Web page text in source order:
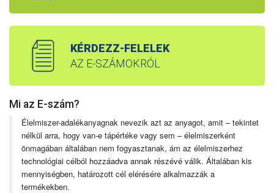
KÉRDEZZ-FELELEK
AZ E-SZÁMOKRÓL
Mi az E-szám?
Élelmiszer-adalékanyagnak nevezik azt az anyagot, amit – tekintet
nélkül arra, hogy van-e tápértéke vagy sem – élelmiszerként
önmagában általában nem fogyasztanak, ám az élelmiszerhez
technológiai célból hozzáadva annak részévé válik. Általában kis
mennyiségben, határozott cél elérésére alkalmazzák a
termékekben.